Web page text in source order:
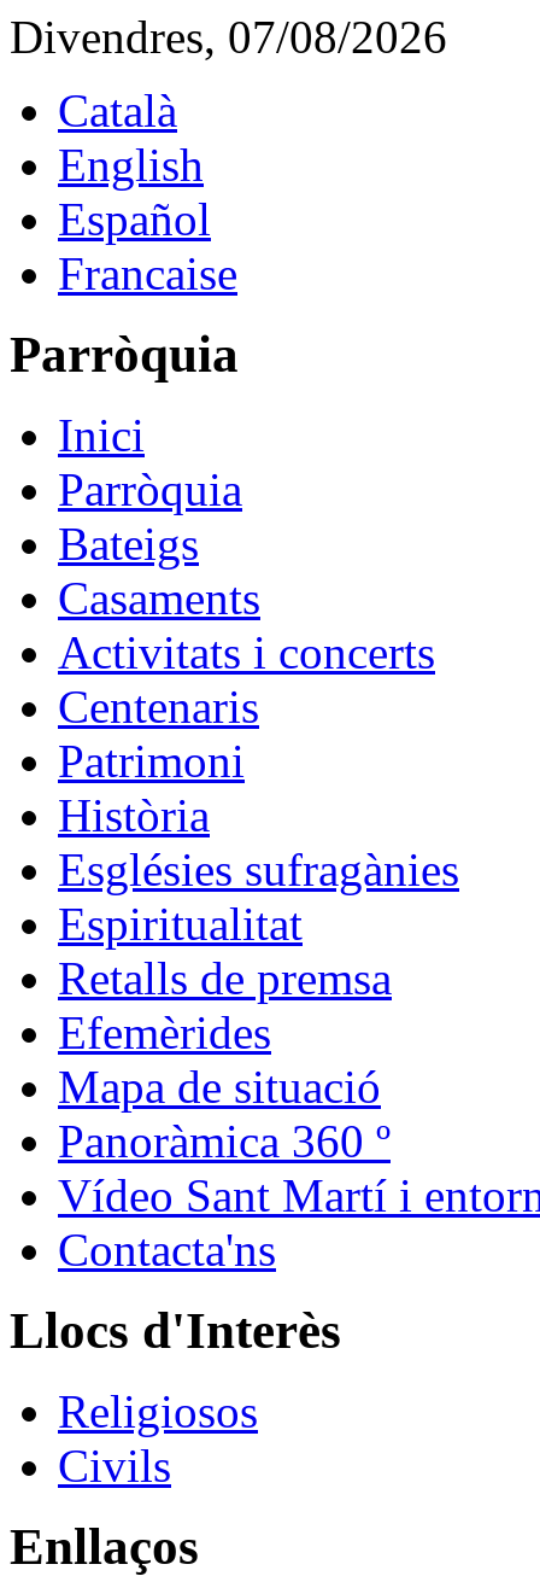
Divendres, 07/08/2026
Català
English
Español
Francaise
Parròquia
Inici
Parròquia
Bateigs
Casaments
Activitats i concerts
Centenaris
Patrimoni
Història
Esglésies sufragànies
Espiritualitat
Retalls de premsa
Efemèrides
Mapa de situació
Panoràmica 360 º
Vídeo Sant Martí i
Contacta'ns
Llocs d'Interès
Religiosos
Civils
Enllaços